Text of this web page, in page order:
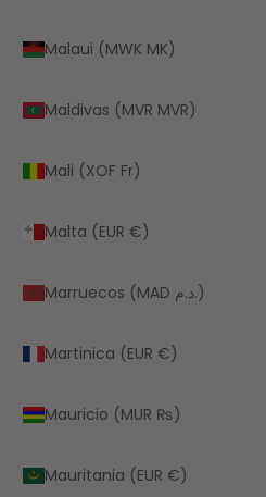
Malaui (MWK MK)
Maldivas (MVR MVR)
Mali (XOF Fr)
Malta (EUR €)
Marruecos (MAD د.م.)
Martinica (EUR €)
Mauricio (MUR ₨)
Mauritania (EUR €)